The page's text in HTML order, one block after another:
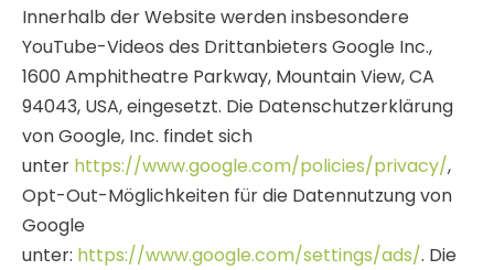
Innerhalb der Website werden insbesondere
YouTube-Videos des Drittanbieters Google Inc.,
1600 Amphitheatre Parkway, Mountain View, CA
94043, USA, eingesetzt. Die Datenschutzerklärung
von Google, Inc. findet sich
unter https://www.google.com/policies/privacy/,
Opt-Out-Möglichkeiten für die Datennutzung von
Google
unter: https://www.google.com/settings/ads/. Die